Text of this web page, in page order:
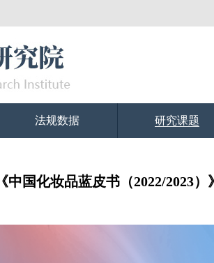
法规数据 研究课题
国化妆品蓝皮书（2022/2023）